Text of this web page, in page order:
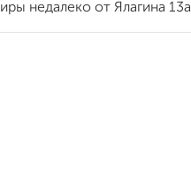
недалеко от Ялагина 13а